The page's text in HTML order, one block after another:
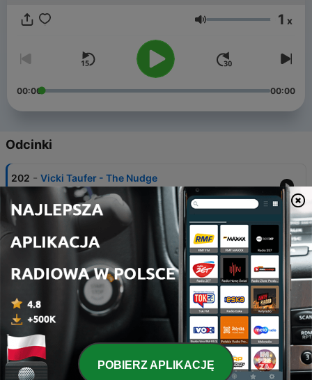
Głośność 1 x
00:00 00:00
Odcinki
202 - Vicki Taufer - The Nudge
201 Jaimy Ellis - The Deeper Side
27 wrz 2021
200 - Anj Olson - Reconfigure
199 - Kristina Guerrero - Cards Cards Cards
13 wrz 2021
198 - Laretta Houston - The Moment
06 wrz 2021
POBIERZ APLIKACJĘ